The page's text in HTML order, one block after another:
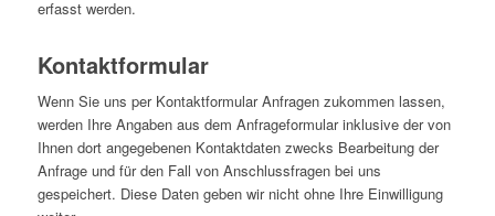
erfasst werden.
Kontaktformular
Wenn Sie uns per Kontaktformular Anfragen zukommen lassen,
werden Ihre Angaben aus dem Anfrageformular inklusive der von
Ihnen dort angegebenen Kontaktdaten zwecks Bearbeitung der
Anfrage und für den Fall von Anschlussfragen bei uns
gespeichert. Diese Daten geben wir nicht ohne Ihre Einwilligung